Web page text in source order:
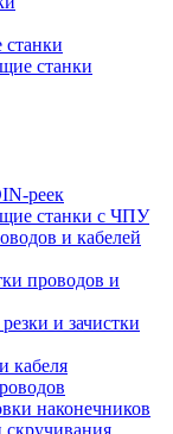
станки
реек
станки с ЧПУ
и кабелей
проводов и
и зачистки
кабеля
наконечников